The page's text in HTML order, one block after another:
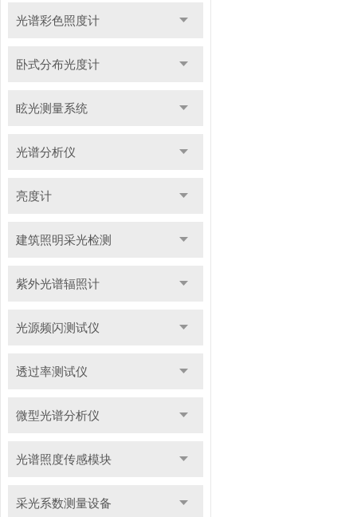
光谱彩色照度计
卧式分布光度计
眩光测量系统
光谱分析仪
亮度计
建筑照明采光检测
紫外光谱辐照计
光源频闪测试仪
透过率测试仪
微型光谱分析仪
光谱照度传感模块
采光系数测量设备